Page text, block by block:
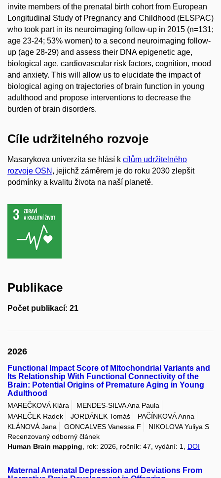
invite members of the prenatal birth cohort from European
Longitudinal Study of Pregnancy and Childhood (ELSPAC)
who took part in its neuroimaging follow-up in 2015 (n=131;
age 23-24; 53% women) to a second neuroimaging follow-
up (age 28-29) and assess their DNA epigenetic age,
biological age, cardiovascular risk factors, cognition, mood
and anxiety. This will allow us to elucidate the impact of
biological aging on trajectories of brain function in young
adulthood and propose interventions to decrease the
burden of brain disorders.
Cíle udržitelného rozvoje
Masarykova univerzita se hlásí k cílům udržitelného
rozvoje OSN , jejichž záměrem je do roku 2030 zlepšit
podmínky a kvalitu života na naší planetě.
Publikace
Počet publikací: 21
2026
Functional Impact Score of Mitochondrial Variants and
Its Relationship With Functional Connectivity of the
Brain: Potential Origins of Premature Aging in Young
Adulthood
MAREČKOVÁ Klára
MENDES-SILVA Ana Paula
MAREČEK Radek
JORDÁNEK Tomáš
PAČÍNKOVÁ Anna
KLÁNOVÁ Jana
GONCALVES Vanessa F
NIKOLOVA Yuliya S
Recenzovaný odborný článek
Human Brain mapping , rok: 2026, ročník: 47, vydání: 1, DOI
Maternal Antenatal Depression and Deviations From